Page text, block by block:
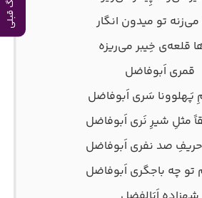
می‌زنه تو میدون انگار
قلعه‌ی خِیبر می‌ریزه
قمری اَبوفاضل
پَهلوونا سَری اَبوفاضل
مثلِ شیرِ نَری اَبوفاضل
حریفِ صد نفری اَبوفاضل
تو چه باجگری اَبوفاضل